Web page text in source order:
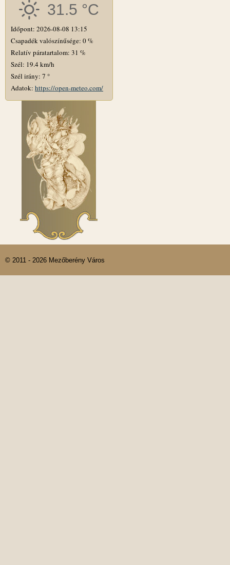
31.5 °C
Időpont: 2026-08-08 13:15
Csapadék valószínűsége: 0 %
Relatív páratartalom: 31 %
Szél: 19.4 km/h
Szél irány: 7 °
Adatok: https://open-meteo.com/
© 2011 - 2026 Mezőberény Város